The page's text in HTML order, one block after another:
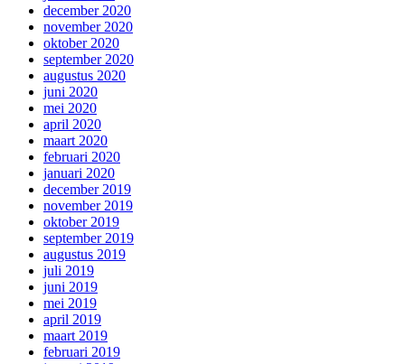
december 2020
november 2020
oktober 2020
september 2020
augustus 2020
juni 2020
mei 2020
april 2020
maart 2020
februari 2020
januari 2020
december 2019
november 2019
oktober 2019
september 2019
augustus 2019
juli 2019
juni 2019
mei 2019
april 2019
maart 2019
februari 2019